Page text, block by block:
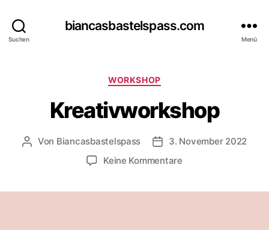
Suchen
biancasbastelspass.com
Menü
Kategorien
WORKSHOP
Kreativworkshop
Beitragsautor
Von Biancasbastelspass Beitragsdatum
3. November 2022
Keine Kommentarezu